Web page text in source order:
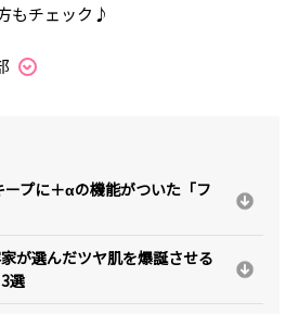
もチェック♪
ープに＋αの機能がついた「フ
が選んだツヤ肌を爆誕させる
選